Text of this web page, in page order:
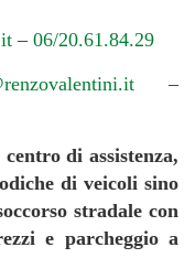
– 06/20.61.84.29
–
di assistenza,
di veicoli sino
stradale con
e parcheggio a